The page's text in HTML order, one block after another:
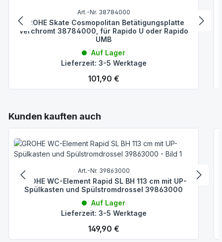
Art.-Nr. 38784000
GROHE Skate Cosmopolitan Betätigungsplatte
verchromt 38784000, für Rapido U oder Rapido
UMB
Auf Lager
Lieferzeit: 3-5 Werktage
Regulärer Preis:
101,90 €
Produktgalerie überspringen
Kunden kauften auch
Art.-Nr. 39863000
GROHE WC-Element Rapid SL BH 113 cm mit UP-
Spülkasten und Spülstromdrossel 39863000
Auf Lager
Lieferzeit: 3-5 Werktage
Regulärer Preis:
149,90 €